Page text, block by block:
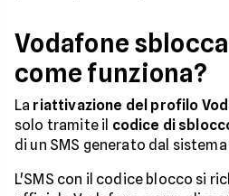
Vodafone
come funziona?
La riattivazione del profilo
solo tramite il codice di
di un SMS generato dal
L'SMS con il codice blocco si